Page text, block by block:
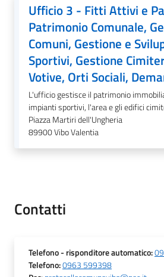
Tutti
argomenti...
Seguici
Ufficio 3 - Fitti Attivi e
Patrimonio Comunale,
Comuni, Gestione e
Sportivi, Gestione
Votive, Orti Sociali,
L'ufficio gestisce il patrimonio
impianti sportivi, l'area e gli edifici
Piazza Martiri dell'Ungheria
89900Vibo Valentia
Contatti
Telefono- risponditore automatico:
Telefono:0963 599398